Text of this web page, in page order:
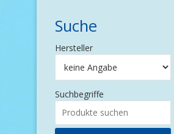
Suche
Hersteller
Suchbegriffe